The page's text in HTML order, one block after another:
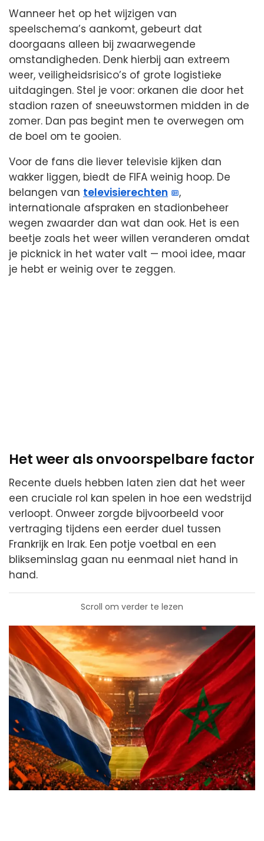
Wanneer het op het wijzigen van
speelschema’s aankomt, gebeurt dat
doorgaans alleen bij zwaarwegende
omstandigheden. Denk hierbij aan extreem
weer, veiligheidsrisico’s of grote logistieke
uitdagingen. Stel je voor: orkanen die door het
stadion razen of sneeuwstormen midden in de
zomer. Dan pas begint men te overwegen om
de boel om te gooien.
Voor de fans die liever televisie kijken dan
wakker liggen, biedt de FIFA weinig hoop. De
belangen van televisierechten
,
internationale afspraken en stadionbeheer
wegen zwaarder dan wat dan ook. Het is een
beetje zoals het weer willen veranderen omdat
je picknick in het water valt — mooi idee, maar
je hebt er weinig over te zeggen.
Het weer als onvoorspelbare factor
Recente duels hebben laten zien dat het weer
een cruciale rol kan spelen in hoe een wedstrijd
verloopt. Onweer zorgde bijvoorbeeld voor
vertraging tijdens een eerder duel tussen
Frankrijk en Irak. Een potje voetbal en een
blikseminslag gaan nu eenmaal niet hand in
hand.
Scroll om verder te lezen